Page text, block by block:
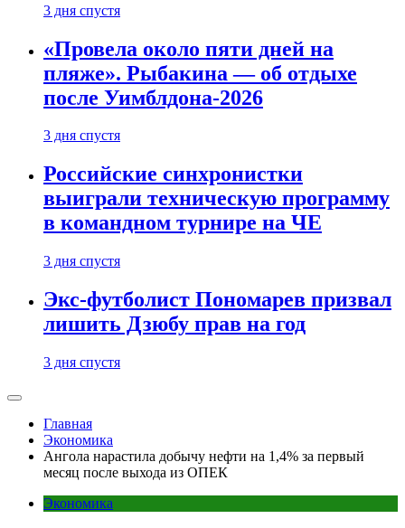
3 дня спустя
«Провела около пяти дней на
пляже». Рыбакина — об отдыхе
после Уимблдона-2026
3 дня спустя
Российские синхронистки
выиграли техническую программу
в командном турнире на ЧЕ
3 дня спустя
Экс-футболист Пономарев призвал
лишить Дзюбу прав на год
3 дня спустя
Главная
Экономика
Ангола нарастила добычу нефти на 1,4% за первый
месяц после выхода из ОПЕК
Экономика